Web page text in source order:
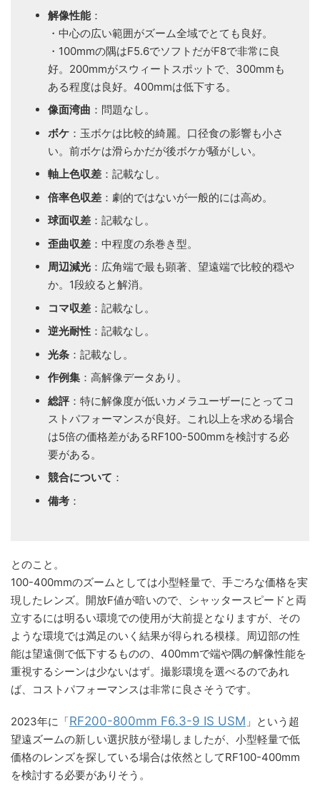
解像性能：
・中心の広い範囲がズーム全域でとても良好。
・100mmの隅はF5.6でソフトだがF8で非常に良
好。200mmがスウィートスポットで、300mmも
ある程度は良好。400mmは低下する。
像面湾曲 ：問題なし。
ボケ ：玉ボケは比較的綺麗。口径食の影響も小さ
い。前ボケは滑らかだが後ボケが騒がしい。
軸上色収差 ：記載なし。
倍率色収差 ：劇的ではないが一般的には高め。
球面収差 ：記載なし。
歪曲収差 ：中程度の糸巻き型。
周辺減光 ：広角端で最も顕著、望遠端で比較的穏や
か。1段絞ると解消。
コマ収差 ：記載なし。
逆光耐性 ：記載なし。
光条 ：記載なし。
作例集 ：高解像データあり。
総評：特に解像度が低いカメラユーザーにとってコ
ストパフォーマンスが良好。これ以上を求める場合
は5倍の価格差があるRF100-500mmを検討する必
要がある。
競合について ：
備考 ：
とのこと。
100-400mmのズームとしては小型軽量で、手ごろな価格を実
現したレンズ。開放F値が暗いので、シャッタースピードと両
立するには明るい環境での使用が大前提となりますが、その
ような環境では満足のいく結果が得られる模様。周辺部の性
能は望遠側で低下するものの、400mmで端や隅の解像性能を
重視するシーンは少ないはず。撮影環境を選べるのであれ
ば、コストパフォーマンスは非常に良さそうです。
2023年に「RF200-800mm F6.3-9 IS USM 」という超
望遠ズームの新しい選択肢が登場しましたが、小型軽量で低
価格のレンズを探している場合は依然としてRF100-400mm
を検討する必要がありそう。